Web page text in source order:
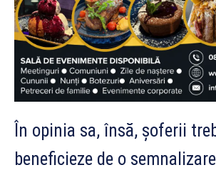
În opinia sa, însă, șoferii
beneficieze de o